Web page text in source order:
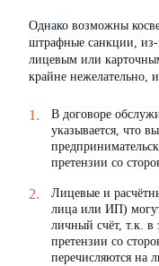
Однако возможны
штрафные санкции, из-
лицевым или
крайне нежелательно,
В договоре
указывается, что
претензии со
Лицевые и
лица или ИП) могут
личный счёт, т.к. в
претензии со
перечисляются на